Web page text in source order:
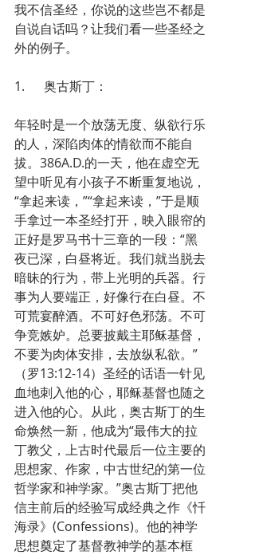
我不信圣经，你说的这些岂不都是
自说自话吗？让我们看一些圣经之
外的例子。
1.      奥古斯丁：
年轻时是一个放荡无度、纵欲行乐
的人，深陷肉体的情欲而不能自
拔。386A.D.的一天，他在虚空无
望中听见有小孩子不断重复地说，
“拿起来读，”“拿起来读，”于是顺
手拿过一本圣经打开，映入眼帘的
正好是罗马书十三章的一段：“黑
夜已深，白昼将近。我们就当脱去
暗昧的行为，带上光明的兵器。行
事为人要端正，好像行在白昼。不
可荒宴醉酒。不可好色邪荡。不可
争竞嫉妒。总要披戴主耶稣基督，
不要为肉体安排，去放纵私欲。”
（罗13:12-14）圣经的话语一针见
血地刺入他的心，耶稣基督也随之
进入他的心。从此，奥古斯丁的生
命焕然一新，他成为“最伟大的拉
丁教父，上古时代最后一位主要的
思想家、作家，中古世纪的第一位
哲学家和神学家。”奥古斯丁把他
信主前后的经验写成经典之作《忏
海录》(Confessions)。他的神学
思想奠定了基督教神学的基本框